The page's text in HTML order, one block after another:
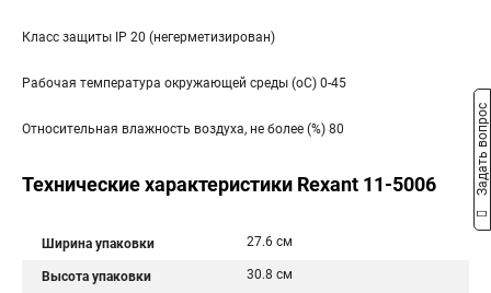
Класс защиты IP 20 (негерметизирован)
Рабочая температура окружающей среды (оС) 0-45
Относительная влажность воздуха, не более (%) 80
Технические характеристики Rexant 11-5006
Ширина упаковки 27.6 см
Высота упаковки 30.8 см
Задать вопрос